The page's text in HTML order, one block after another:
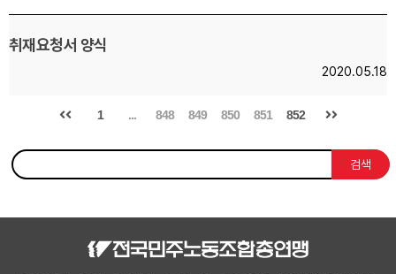
취재요청서 양식
2020.05.18
1 ... 848 849 850 851 852
검색
공지사항
성명·보도
Sketchbook5, 스케치북5